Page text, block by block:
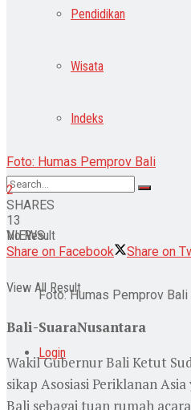
Pendidikan
Wisata
Indeks
No Result
View All Result
Login
Foto: Humas Pemprov Bali
2
SHARES
13
VIEWS
Share on Facebook
Share on
Foto: Humas Pemprov Bali
Bali-SuaraNusantara
Wakil Gubernur Bali Ketut
sikap Asosiasi Periklanan
Bali sebagai tuan rumah